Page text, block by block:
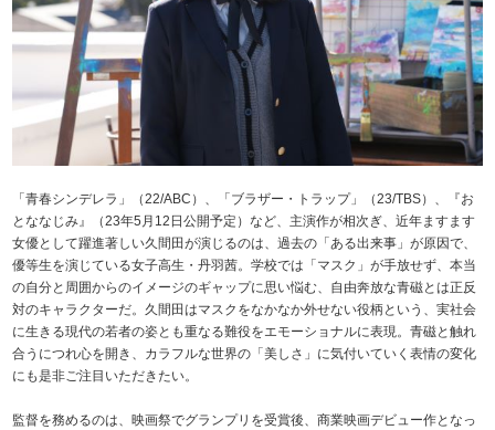
「青春シンデレラ」（22/ABC）、「ブラザー・トラップ」（23/TBS）、『お
とななじみ』（23年5月12日公開予定）など、主演作が相次ぎ、近年ますます
女優として躍進著しい久間田が演じるのは、過去の「ある出来事」が原因で、
優等生を演じている女子高生・丹羽茜。学校では「マスク」が手放せず、本当
の自分と周囲からのイメージのギャップに思い悩む、自由奔放な青磁とは正反
対のキャラクターだ。久間田はマスクをなかなか外せない役柄という、実社会
に生きる現代の若者の姿とも重なる難役をエモーショナルに表現。青磁と触れ
合うにつれ心を開き、カラフルな世界の「美しさ」に気付いていく表情の変化
にも是非ご注目いただきたい。
監督を務めるのは、映画祭でグランプリを受賞後、商業映画デビュー作となっ